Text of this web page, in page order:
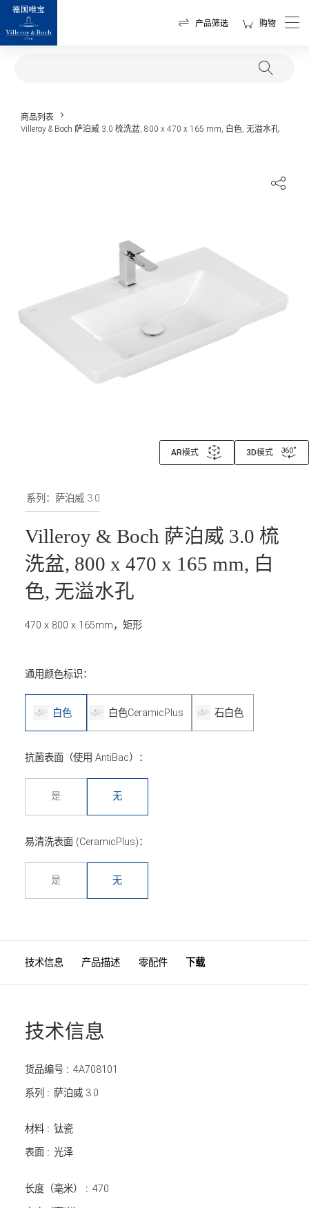
产品筛选 购物
商品列表
Villeroy & Boch 萨泊威 3.0 梳洗盆, 800 x 470 x 165 mm, 白色, 无溢水孔
AR模式 3D模式
系列：萨泊威 3.0
Villeroy & Boch 萨泊威 3.0 梳
洗盆, 800 x 470 x 165 mm, 白
色, 无溢水孔
470 x 800 x 165mm，矩形
通用颜色标识：
白色 白色CeramicPlus 石白色
抗菌表面（使用 AntiBac）：
是 无
易清洗表面 (CeramicPlus)：
是 无
技术信息 产品描述 零配件 下载
技术信息
货品编号 : 4A708101
系列 : 萨泊威 3.0
材料 : 钛瓷
表面 : 光泽
长度（毫米） : 470